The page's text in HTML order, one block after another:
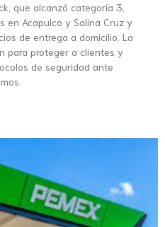
que alcanzó categoría 3,
en Acapulco y Salina Cruz y
de entrega a domicilio. La
para proteger a clientes y
de seguridad ante